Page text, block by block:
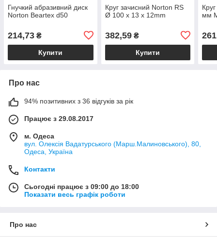
Гнучкий абразивний диск
Norton Beartex d50
214,73 ₴
Купити
Круг зачисний Norton RS
Ø 100 x 13 x 12mm
382,59₴
Купити
мм
Про нас
94% позитивних з 36 відгуків за рік
Працює з 29.08.2017
м. Одеса
вул. Олексія Вадатурського (Марш.Малиновського), 80,
Одеса, Україна
Контакти
Сьогодні працює з 09:00 до 18:00
Показати весь графік роботи
Про нас